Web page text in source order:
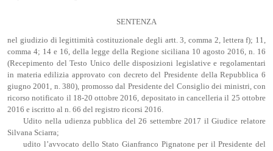
SENTENZA
nel giudizio di legittimità costituzionale degli artt. 3, comma 2, lettera f); 11,
comma 4; 14 e 16, della legge della Regione siciliana 10 agosto 2016, n. 16
(Recepimento del Testo Unico delle disposizioni legislative e regolamentari
in materia edilizia approvato con decreto del Presidente della Repubblica 6
giugno 2001, n. 380), promosso dal Presidente del Consiglio dei ministri, con
ricorso notificato il 18-20 ottobre 2016, depositato in cancelleria il 25 ottobre
2016 e iscritto al n. 66 del registro ricorsi 2016.
Udito nella udienza pubblica del 26 settembre 2017 il Giudice relatore
Silvana Sciarra;
udito l’avvocato dello Stato Gianfranco Pignatone per il Presidente del